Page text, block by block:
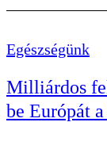
Egészségünk
Milliárdos
be Európát